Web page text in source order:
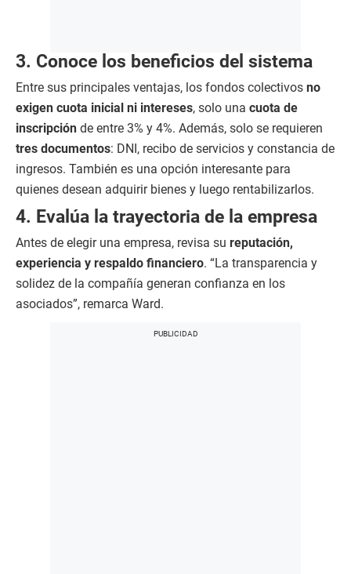
3. Conoce los beneficios del sistema
Entre sus principales ventajas, los fondos colectivos no
exigen cuota inicial ni intereses, solo una cuota de
inscripción de entre 3% y 4%. Además, solo se requieren
tres documentos: DNI, recibo de servicios y constancia de
ingresos. También es una opción interesante para
quienes desean adquirir bienes y luego rentabilizarlos.
4. Evalúa la trayectoria de la empresa
Antes de elegir una empresa, revisa su reputación,
experiencia y respaldo financiero. “La transparencia y
solidez de la compañía generan confianza en los
asociados”, remarca Ward.